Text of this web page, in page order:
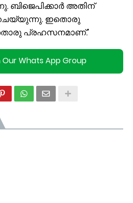
ബിജെപിക്കാർ അതിന്
ഇതൊരു
പ്രഹസനമാണ്.’
Our Whats App Group